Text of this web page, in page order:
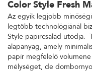
Color Style Fresh
Az egyik legjobb
legtöbb technológiánál
Style papírcsalád utódja.
alapanyag, amely
papír megfelelő
mélységet, de